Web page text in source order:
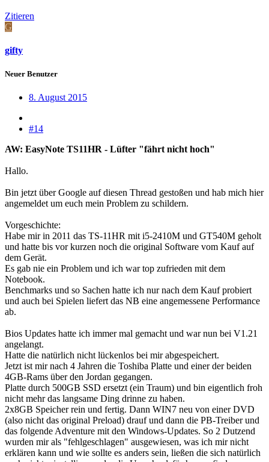
Zitieren
G
gifty
Neuer Benutzer
8. August 2015
#14
AW: EasyNote TS11HR - Lüfter "fährt nicht hoch"
Hallo.
Bin jetzt über Google auf diesen Thread gestoßen und hab mich hier
angemeldet um euch mein Problem zu schildern.
Vorgeschichte:
Habe mir in 2011 das TS-11HR mit i5-2410M und GT540M geholt
und hatte bis vor kurzen noch die original Software vom Kauf auf
dem Gerät.
Es gab nie ein Problem und ich war top zufrieden mit dem
Notebook.
Benchmarks und so Sachen hatte ich nur nach dem Kauf probiert
und auch bei Spielen liefert das NB eine angemessene Performance
ab.
Bios Updates hatte ich immer mal gemacht und war nun bei V1.21
angelangt.
Hatte die natürlich nicht lückenlos bei mir abgespeichert.
Jetzt ist mir nach 4 Jahren die Toshiba Platte und einer der beiden
4GB-Rams über den Jordan gegangen.
Platte durch 500GB SSD ersetzt (ein Traum) und bin eigentlich froh
nicht mehr das langsame Ding drinne zu haben.
2x8GB Speicher rein und fertig. Dann WIN7 neu von einer DVD
(also nicht das original Preload) drauf und dann die PB-Treiber und
das folgende Adventure mit den Windows-Updates. So 2 Dutzend
wurden mir als "fehlgeschlagen" ausgewiesen, was ich mir nicht
erklären kann und wie sollte es anders sein, ließen die sich natürlich